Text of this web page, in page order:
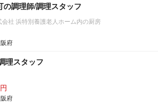
調理師/調理スタッフ
社 浜特別養護老人ホーム内の厨房
府
理スタッフ
府